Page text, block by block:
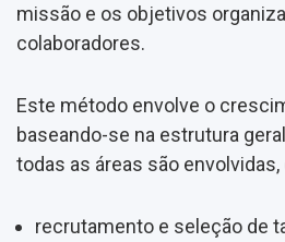
missão e os objetivos
colaboradores.
Este método envolve o
baseando-se na estrutura
todas as áreas são
recrutamento e seleção de